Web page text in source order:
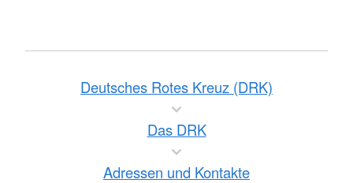
Deutsches Rotes Kreuz (DRK)
Das DRK
Adressen und Kontakte